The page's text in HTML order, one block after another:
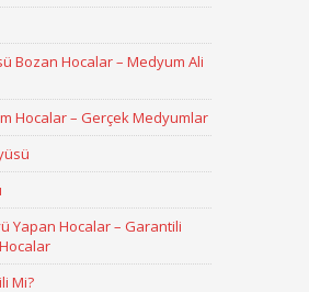
Bozan Hocalar – Medyum Ali
Hocalar – Gerçek Medyumlar
Yapan Hocalar – Garantili
Mi?